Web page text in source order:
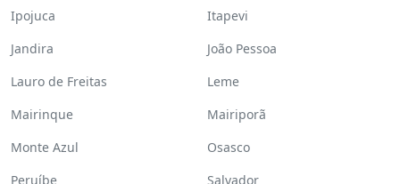
Ipojuca
Itapevi
Jandira
João Pessoa
Lauro de Freitas
Leme
Mairinque
Mairiporã
Monte Azul
Osasco
Peruíbe
Salvador